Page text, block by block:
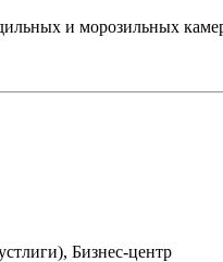
и морозильных
Бизнес-центр